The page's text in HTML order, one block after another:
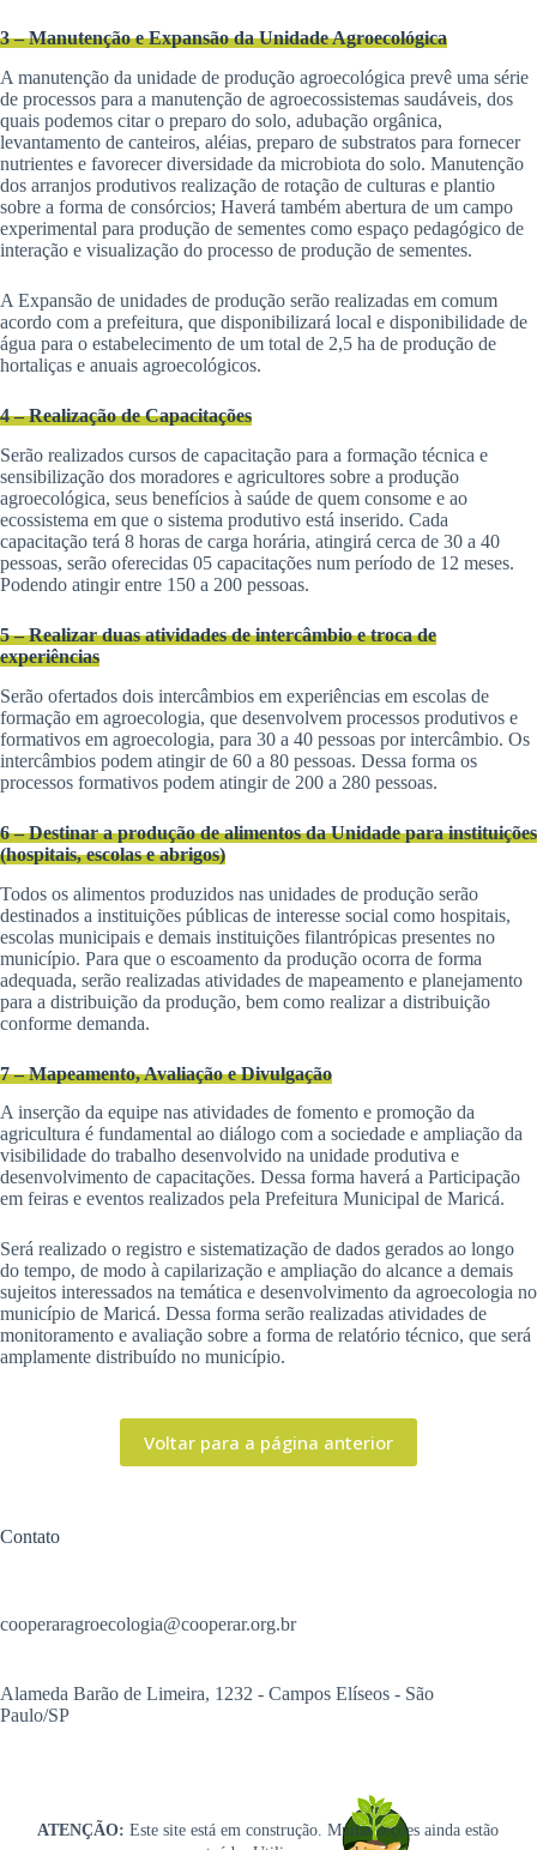
ATENÇÃO: Este site está em construção. Muitas seções ainda estão
3 – Manutenção e Expansão da Unidade Agroecológica
A manutenção da unidade de produção agroecológica prevê uma série
de processos para a manutenção de agroecossistemas saudáveis, dos
quais podemos citar o preparo do solo, adubação orgânica,
levantamento de canteiros, aléias, preparo de substratos para fornecer
nutrientes e favorecer diversidade da microbiota do solo. Manutenção
dos arranjos produtivos realização de rotação de culturas e plantio
sobre a forma de consórcios; Haverá também abertura de um campo
experimental para produção de sementes como espaço pedagógico de
interação e visualização do processo de produção de sementes.
A Expansão de unidades de produção serão realizadas em comum
acordo com a prefeitura, que disponibilizará local e disponibilidade de
água para o estabelecimento de um total de 2,5 ha de produção de
hortaliças e anuais agroecológicos.
4 – Realização de Capacitações
Serão realizados cursos de capacitação para a formação técnica e
sensibilização dos moradores e agricultores sobre a produção
agroecológica, seus benefícios à saúde de quem consome e ao
ecossistema em que o sistema produtivo está inserido. Cada
capacitação terá 8 horas de carga horária, atingirá cerca de 30 a 40
pessoas, serão oferecidas 05 capacitações num período de 12 meses.
Podendo atingir entre 150 a 200 pessoas.
5 – Realizar duas atividades de intercâmbio e troca de
experiências
Serão ofertados dois intercâmbios em experiências em escolas de
formação em agroecologia, que desenvolvem processos produtivos e
formativos em agroecologia, para 30 a 40 pessoas por intercâmbio. Os
intercâmbios podem atingir de 60 a 80 pessoas. Dessa forma os
processos formativos podem atingir de 200 a 280 pessoas.
6 – Destinar a produção de alimentos da Unidade para instituições
(hospitais, escolas e abrigos)
Todos os alimentos produzidos nas unidades de produção serão
destinados a instituições públicas de interesse social como hospitais,
escolas municipais e demais instituições filantrópicas presentes no
município. Para que o escoamento da produção ocorra de forma
adequada, serão realizadas atividades de mapeamento e planejamento
para a distribuição da produção, bem como realizar a distribuição
conforme demanda.
7 – Mapeamento, Avaliação e Divulgação
A inserção da equipe nas atividades de fomento e promoção da
agricultura é fundamental ao diálogo com a sociedade e ampliação da
visibilidade do trabalho desenvolvido na unidade produtiva e
desenvolvimento de capacitações. Dessa forma haverá a Participação
em feiras e eventos realizados pela Prefeitura Municipal de Maricá.
Será realizado o registro e sistematização de dados gerados ao longo
do tempo, de modo à capilarização e ampliação do alcance a demais
sujeitos interessados na temática e desenvolvimento da agroecologia no
município de Maricá. Dessa forma serão realizadas atividades de
monitoramento e avaliação sobre a forma de relatório técnico, que será
amplamente distribuído no município.
Voltar para a página anterior
Contato
cooperaragroecologia@cooperar.org.br
Alameda Barão de Limeira, 1232 - Campos Elíseos - São
Paulo/SP